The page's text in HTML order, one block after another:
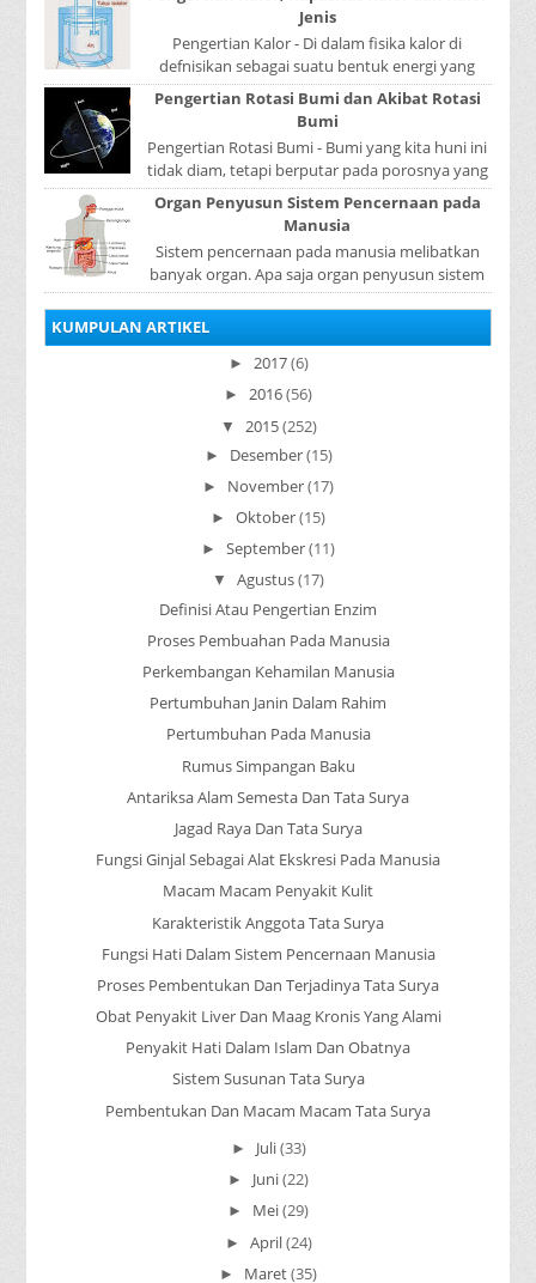
Jenis
Pengertian Kalor - Di dalam fisika kalor di
defnisikan sebagai suatu bentuk energi yang
dapat berpindah atau mengalir dari benda yang
...
Pengertian Rotasi Bumi dan Akibat Rotasi
Bumi
Pengertian Rotasi Bumi - Bumi yang kita huni ini
tidak diam, tetapi berputar pada porosnya yang
disebut rotasi bumi. Waktu yang diperlukan...
Organ Penyusun Sistem Pencernaan pada
Manusia
Sistem pencernaan pada manusia melibatkan
banyak organ. Apa saja organ penyusun sistem
pencernaan pada manusia ? Organ penyusun
KUMPULAN ARTIKEL
► 2017(6)
► 2016(56)
▼ 2015(252)
► Desember(15)
► November(17)
► Oktober(15)
► September(11)
▼ Agustus(17)
Definisi Atau Pengertian Enzim
Proses Pembuahan Pada Manusia
Perkembangan Kehamilan Manusia
Pertumbuhan Janin Dalam Rahim
Pertumbuhan Pada Manusia
Rumus Simpangan Baku
Antariksa Alam Semesta Dan Tata Surya
Jagad Raya Dan Tata Surya
Fungsi Ginjal Sebagai Alat Ekskresi Pada Manusia
Macam Macam Penyakit Kulit
Karakteristik Anggota Tata Surya
Fungsi Hati Dalam Sistem Pencernaan Manusia
Proses Pembentukan Dan Terjadinya Tata Surya
Obat Penyakit Liver Dan Maag Kronis Yang Alami
Penyakit Hati Dalam Islam Dan Obatnya
Sistem Susunan Tata Surya
Pembentukan Dan Macam Macam Tata Surya
► Juli(33)
► Juni(22)
► Mei(29)
► April(24)
► Maret(35)